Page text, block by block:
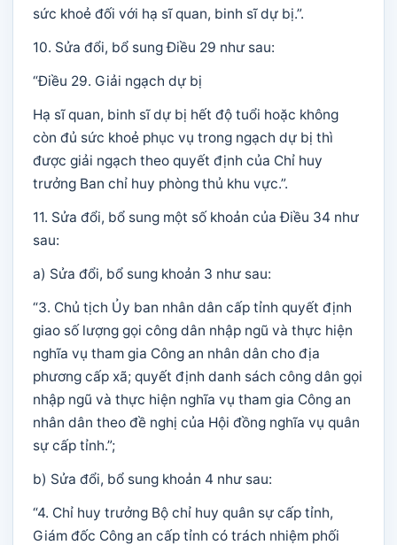
sức khoẻ đối với hạ sĩ quan, binh sĩ dự bị.”.
10. Sửa đổi, bổ sung Điều 29 như sau:
“Điều 29. Giải ngạch dự bị
Hạ sĩ quan, binh sĩ dự bị hết độ tuổi hoặc không
còn đủ sức khoẻ phục vụ trong ngạch dự bị thì
được giải ngạch theo quyết định của Chỉ huy
trưởng Ban chỉ huy phòng thủ khu vực.”.
11. Sửa đổi, bổ sung một số khoản của Điều 34 như
sau:
a) Sửa đổi, bổ sung khoản 3 như sau:
“3. Chủ tịch Ủy ban nhân dân cấp tỉnh quyết định
giao số lượng gọi công dân nhập ngũ và thực hiện
nghĩa vụ tham gia Công an nhân dân cho địa
phương cấp xã; quyết định danh sách công dân gọi
nhập ngũ và thực hiện nghĩa vụ tham gia Công an
nhân dân theo đề nghị của Hội đồng nghĩa vụ quân
sự cấp tỉnh.”;
b) Sửa đổi, bổ sung khoản 4 như sau:
“4. Chỉ huy trưởng Bộ chỉ huy quân sự cấp tỉnh,
Giám đốc Công an cấp tỉnh có trách nhiệm phối